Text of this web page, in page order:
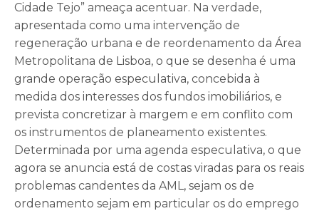
Cidade Tejo” ameaça acentuar. Na verdade,
apresentada como uma intervenção de
regeneração urbana e de reordenamento da Área
Metropolitana de Lisboa, o que se desenha é uma
grande operação especulativa, concebida à
medida dos interesses dos fundos imobiliários, e
prevista concretizar à margem e em conflito com
os instrumentos de planeamento existentes.
Determinada por uma agenda especulativa, o que
agora se anuncia está de costas viradas para os reais
problemas candentes da AML, sejam os de
ordenamento sejam em particular os do emprego